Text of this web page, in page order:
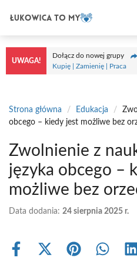
treści
UWAGA!
Dołącz do nowej grupy
Kupię | Zamienię | Praca
Strona główna / Edukacja /
obcego – kiedy jest możliwe bez
Zwolnienie z
języka obcego –
możliwe bez
Data dodania: 24 sierpnia 2025 r.
Share
Share Share Share